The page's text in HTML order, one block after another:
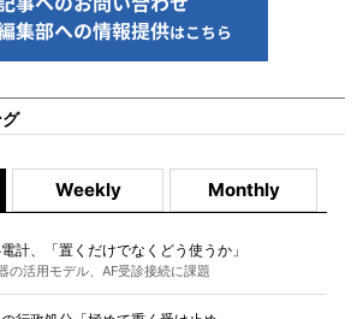
Weekly Monthly
計、「置くだけでなくどう使うか」
の活用モデル、AF受診接続に課題